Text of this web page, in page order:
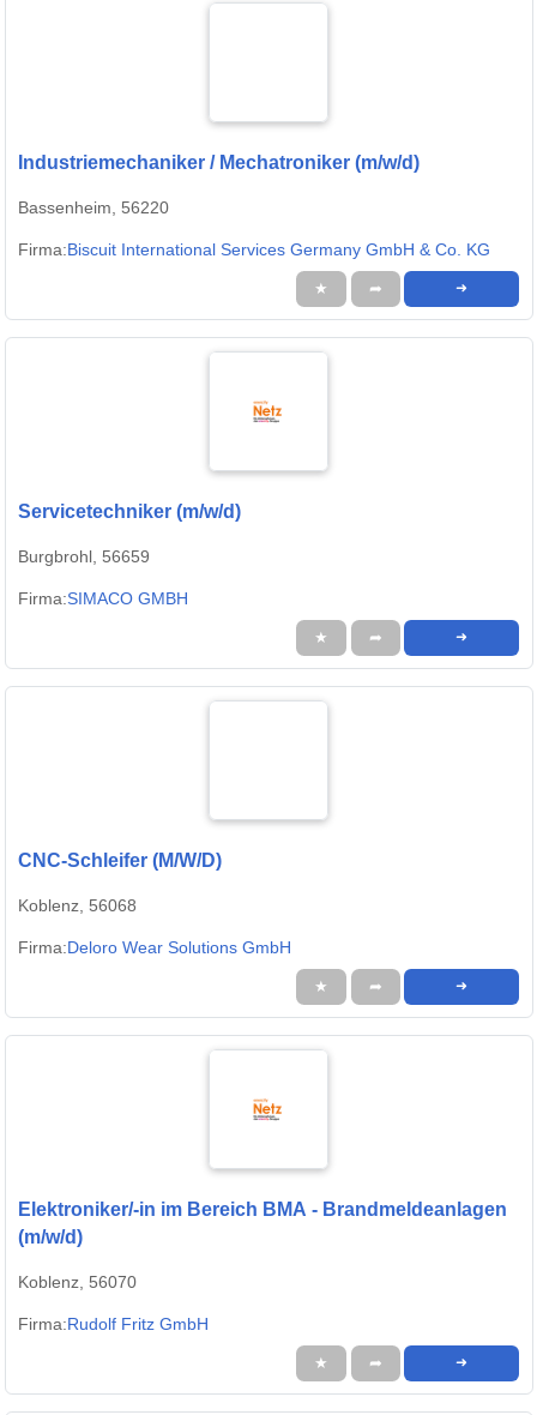
Industriemechaniker / Mechatroniker (m/w/d)
Bassenheim, 56220
Firma:Biscuit International Services Germany GmbH & Co. KG
★ ➦ ➜
Servicetechniker (m/w/d)
Burgbrohl, 56659
Firma:SIMACO GMBH
★ ➦ ➜
CNC-Schleifer (M/W/D)
Koblenz, 56068
Firma:Deloro Wear Solutions GmbH
★ ➦ ➜
Elektroniker/-in im Bereich BMA - Brandmeldeanlagen
(m/w/d)
Koblenz, 56070
Firma:Rudolf Fritz GmbH
★ ➦ ➜